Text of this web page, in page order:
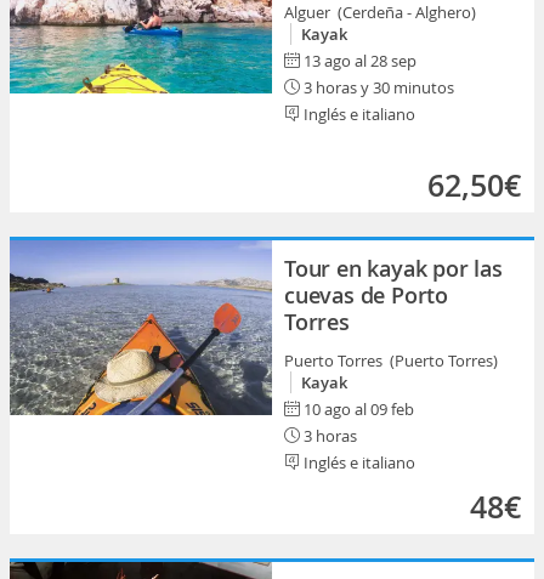
Alguer (Cerdeña - Alghero)
Kayak
13 ago al 28 sep
3 horas y 30 minutos
Inglés e italiano
62,50€
Tour en kayak por las
cuevas de Porto
Torres
Puerto Torres (Puerto Torres)
Kayak
10 ago al 09 feb
3 horas
Inglés e italiano
48€